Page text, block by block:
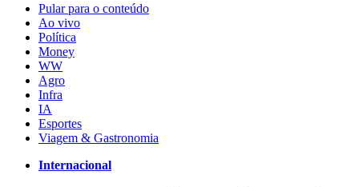
Pular para o conteúdo
Ao vivo
Política
Money
WW
Agro
Infra
IA
Esportes
Viagem & Gastronomia
Internacional